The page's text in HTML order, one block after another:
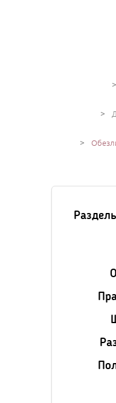
>
>
>